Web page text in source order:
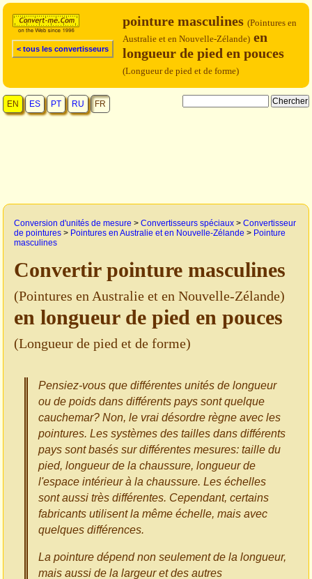
< tous les convertisseurs
pointure masculines (Pointures en
Australie et en Nouvelle-Zélande) en
longueur de pied en pouces
(Longueur de pied et de forme)
EN ES PT RU FR
Conversion d'unités de mesure > Convertisseurs spéciaux > Convertisseur
de pointures > Pointures en Australie et en Nouvelle-Zélande > Pointure
masculines
Convertir pointure masculines
(Pointures en Australie et en Nouvelle-Zélande)
en longueur de pied en pouces
(Longueur de pied et de forme)
Pensiez-vous que différentes unités de longueur
ou de poids dans différents pays sont quelque
cauchemar? Non, le vrai désordre règne avec les
pointures. Les systèmes des tailles dans différents
pays sont basés sur différentes mesures: taille du
pied, longueur de la chaussure, longueur de
l'espace intérieur à la chaussure. Les échelles
sont aussi très différentes. Cependant, certains
fabricants utilisent la même échelle, mais avec
quelques différences.
La pointure dépend non seulement de la longueur,
mais aussi de la largeur et des autres